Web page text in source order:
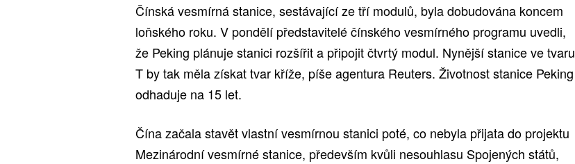
Čínská vesmírná stanice, sestávající ze tří modulů, byla dobudována koncem
loňského roku. V pondělí představitelé čínského vesmírného programu uvedli,
že Peking plánuje stanici rozšířit a připojit čtvrtý modul. Nynější stanice ve tvaru
T by tak měla získat tvar kříže, píše agentura Reuters. Životnost stanice Peking
odhaduje na 15 let.
Čína začala stavět vlastní vesmírnou stanici poté, co nebyla přijata do projektu
Mezinárodní vesmírné stanice, především kvůli nesouhlasu Spojených států,